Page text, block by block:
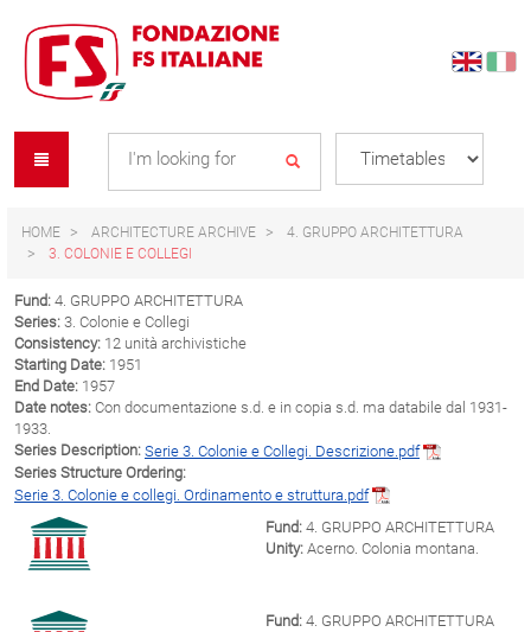
content
navigation
menu
HOME ARCHITECTURE ARCHIVE
4. GRUPPO ARCHITETTURA
3. COLONIE E COLLEGI
Fund: 4. GRUPPO ARCHITETTURA
Series: 3. Colonie e Collegi
Consistency: 12 unità archivistiche
Starting Date: 1951
End Date: 1957
Date notes: Con documentazione s.d. e in copia s.d. ma databile dal 1931-
1933.
Series Description: Serie 3. Colonie e Collegi. Descrizione.pdf
Series Structure Ordering:
Serie 3. Colonie e collegi. Ordinamento e struttura.pdf
Fund: 4. GRUPPO ARCHITETTURA
Unity: Acerno. Colonia montana.
Fund: 4. GRUPPO ARCHITETTURA